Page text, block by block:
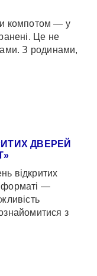
компотом — у
Це не
З родинами,
ДВЕРЕЙ
відкритих
форматі —
з